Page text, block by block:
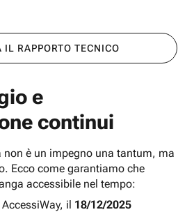
IL RAPPORTO TECNICO
e
continui
non è un impegno una tantum, ma
Ecco come garantiamo che
accessibile nel tempo:
il 18/12/2025